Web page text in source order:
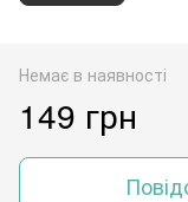
Немає в наявності
149 грн